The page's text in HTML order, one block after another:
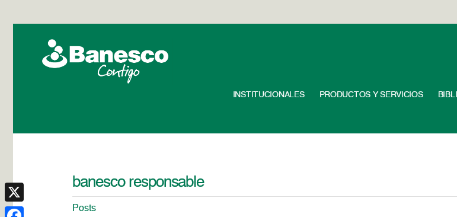
INSTITUCIONALES PRODUCTOS Y SERVICIOS
banesco responsable
Posts
X